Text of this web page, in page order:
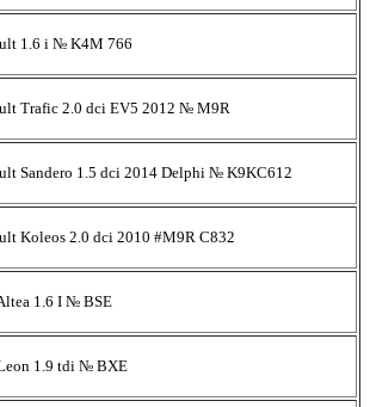
1.6 i № K4M 766
Trafic 2.0 dci EV5 2012 № M9R
Sandero 1.5 dci 2014 Delphi № K9KC612
Koleos 2.0 dci 2010 #M9R С832
1.6 I № BSE
1.9 tdi № BXE